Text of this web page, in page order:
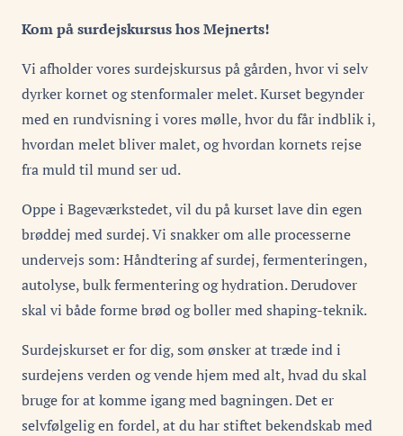
Kom på surdejskursus hos Mejnerts!
Vi afholder vores surdejskursus på gården, hvor vi selv
dyrker kornet og stenformaler melet. Kurset begynder
med en rundvisning i vores mølle, hvor du får indblik i,
hvordan melet bliver malet, og hvordan kornets rejse
fra muld til mund ser ud.
Oppe i Bageværkstedet, vil du på kurset lave din egen
brøddej med surdej. Vi snakker om alle processerne
undervejs som: Håndtering af surdej, fermenteringen,
autolyse, bulk fermentering og hydration. Derudover
skal vi både forme brød og boller med shaping-teknik.
Surdejskurset er for dig, som ønsker at træde ind i
surdejens verden og vende hjem med alt, hvad du skal
bruge for at komme igang med bagningen. Det er
selvfølgelig en fordel, at du har stiftet bekendskab med